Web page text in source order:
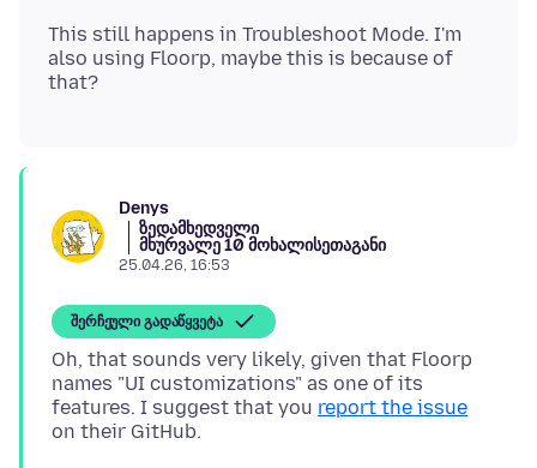
This still happens in Troubleshoot Mode. I'm
also using Floorp, maybe this is because of
Denys
ზედამხედველი
მხურვალე 10 მოხალისეთაგანი
25.04.26, 16:53
შერჩეული გადაწყვეტა
Oh, that sounds very likely, given that Floorp
names "UI customizations" as one of its
features. I suggest that you report the issue